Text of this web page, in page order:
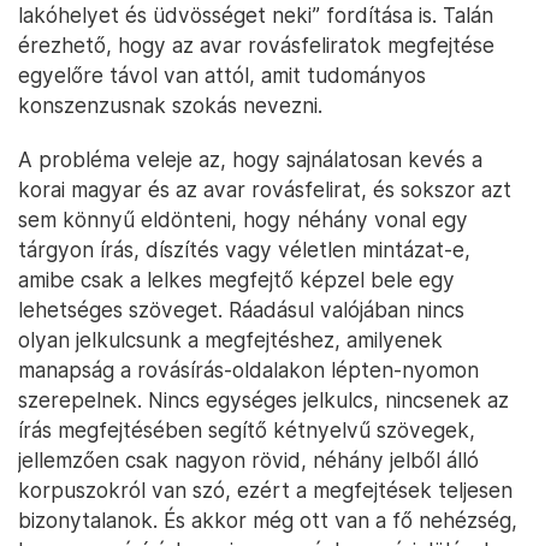
lakóhelyet és üdvösséget neki” fordítása is. Talán
érezhető, hogy az avar rovásfeliratok megfejtése
egyelőre távol van attól, amit tudományos
konszenzusnak szokás nevezni.
A probléma veleje az, hogy sajnálatosan kevés a
korai magyar és az avar rovásfelirat, és sokszor azt
sem könnyű eldönteni, hogy néhány vonal egy
tárgyon írás, díszítés vagy véletlen mintázat-e,
amibe csak a lelkes megfejtő képzel bele egy
lehetséges szöveget. Ráadásul valójában nincs
olyan jelkulcsunk a megfejtéshez, amilyenek
manapság a rovásírás-oldalakon lépten-nyomon
szerepelnek. Nincs egységes jelkulcs, nincsenek az
írás megfejtésében segítő kétnyelvű szövegek,
jellemzően csak nagyon rövid, néhány jelből álló
korpuszokról van szó, ezért a megfejtések teljesen
bizonytalanok. És akkor még ott van a fő nehézség,